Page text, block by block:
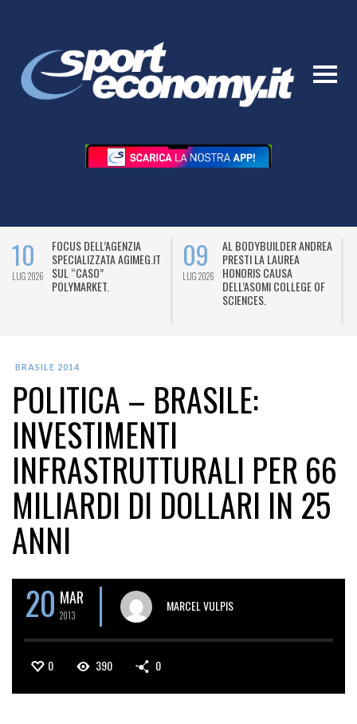
10
LUG 2026
FOCUS DELL’AGENZIA
SPECIALIZZATA AGIMEG.IT
SUL “CASO”
POLYMARKET.
09
LUG 2026
AL BODYBUILDER ANDREA
PRESTI LA LAUREA
HONORIS CAUSA
DELL’ASOMI COLLEGE OF
SCIENCES.
BRASILE 2014
POLITICA – BRASILE:
INVESTIMENTI
INFRASTRUTTURALI PER 66
MILIARDI DI DOLLARI IN 25
ANNI
20 MAR
2013
MARCEL VULPIS
0 390 0